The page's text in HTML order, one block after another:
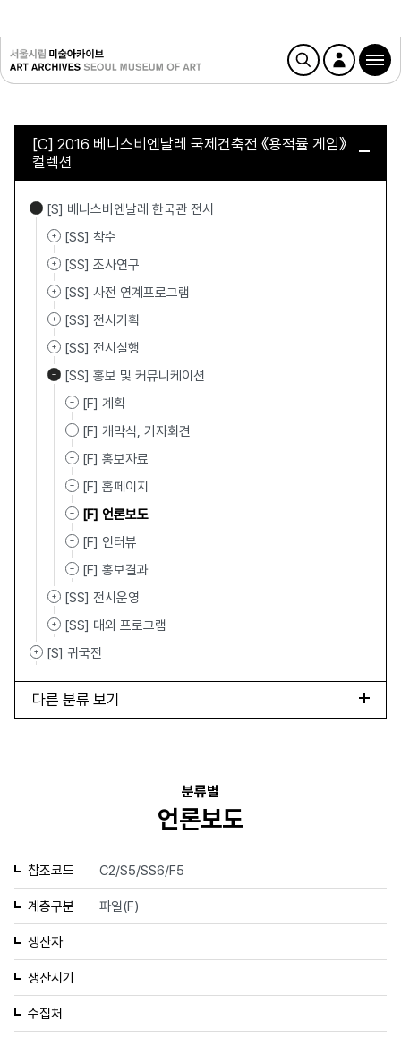
[C] 2016 베니스비엔날레 국제건축전 《용적률 게임》
컬렉션
[S] 베니스비엔날레 한국관 전시
[SS] 착수
[SS] 조사연구
[SS] 사전 연계프로그램
[SS] 전시기획
[SS] 전시실행
[SS] 홍보 및 커뮤니케이션
[F] 계획
[F] 개막식, 기자회견
[F] 홍보자료
[F] 홈페이지
[F] 언론보도
[F] 인터뷰
[F] 홍보결과
[SS] 전시운영
[SS] 대외 프로그램
[S] 귀국전
다른 분류 보기
분류별
언론보도
참조코드 C2/S5/SS6/F5
계층구분 파일(F)
생산자
생산시기
수집처